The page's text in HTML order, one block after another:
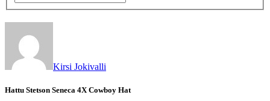
Kirsi Jokivalli
Hattu Stetson Seneca 4X Cowboy Hat